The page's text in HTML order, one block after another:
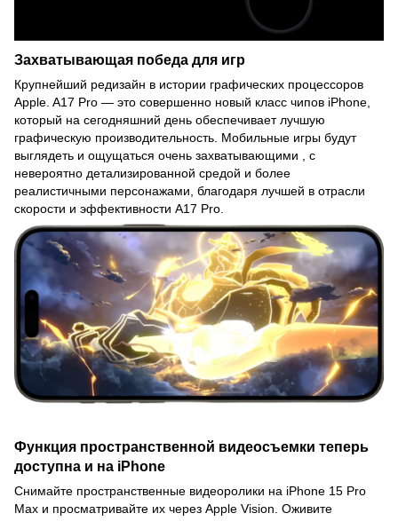
Захватывающая победа для игр
Крупнейший редизайн в истории графических процессоров
Apple. A17 Pro — это совершенно новый класс чипов iPhone,
который на сегодняшний день обеспечивает лучшую
графическую производительность. Мобильные игры будут
выглядеть и ощущаться очень захватывающими , с
невероятно детализированной средой и более
реалистичными персонажами, благодаря лучшей в отрасли
скорости и эффективности A17 Pro.
Функция пространственной видеосъемки теперь
доступна и на iPhone
Снимайте пространственные видеоролики на iPhone 15 Pro
Max и просматривайте их через Apple Vision. Оживите